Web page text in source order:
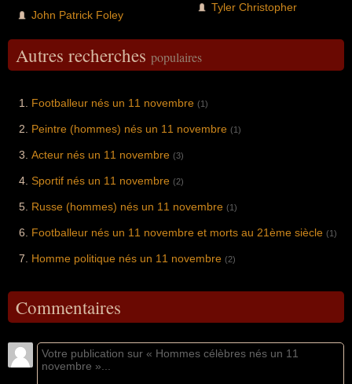
John Patrick Foley
Tyler Christopher
Autres recherches populaires
Footballeur nés un 11 novembre (1)
Peintre (hommes) nés un 11 novembre (1)
Acteur nés un 11 novembre (3)
Sportif nés un 11 novembre (2)
Russe (hommes) nés un 11 novembre (1)
Footballeur nés un 11 novembre et morts au 21ème siècle (1)
Homme politique nés un 11 novembre (2)
Commentaires